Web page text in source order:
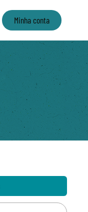
Minha conta